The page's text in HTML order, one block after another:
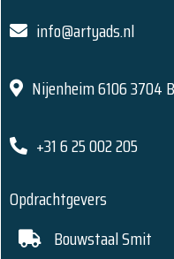
info@artyads.nl
Nijenheim 6106 3704
+31 6 25 002 205
Opdrachtgevers
Bouwstaal Smit